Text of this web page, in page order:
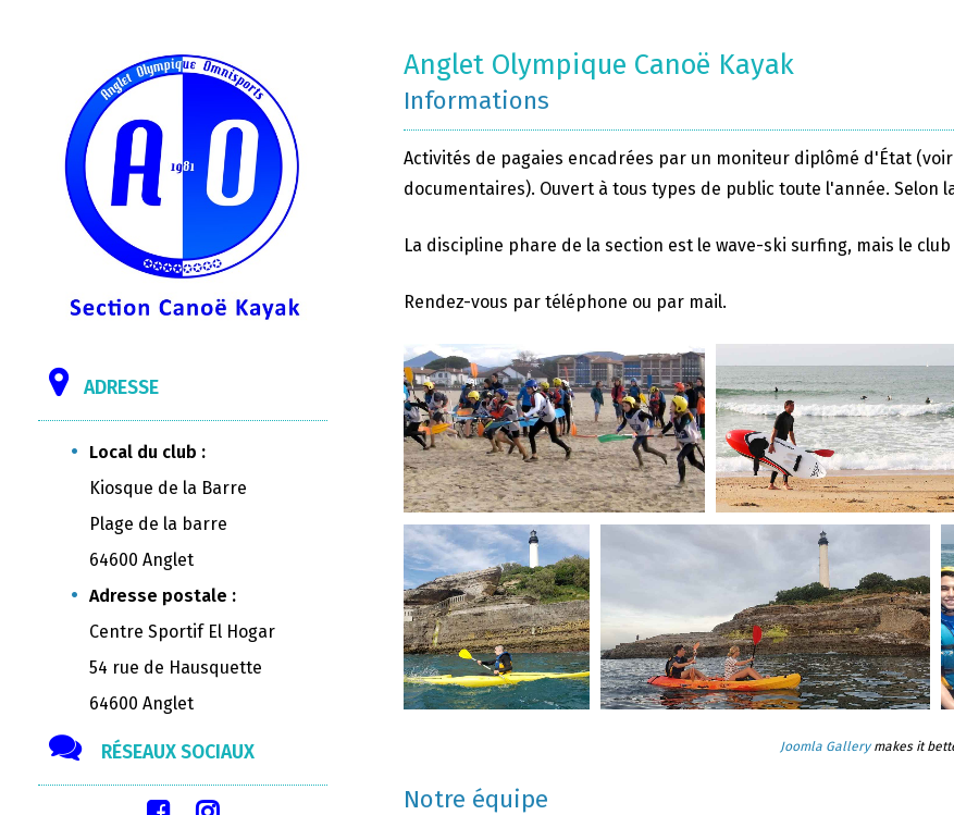
ADRESSE
Local du club :
Kiosque de la Barre
Plage de la barre
64600 Anglet
Adresse postale :
Centre Sportif El Hogar
54 rue de Hausquette
64600 Anglet
RÉSEAUX SOCIAUX
Anglet Olympique Canoë Kayak
Informations
Activités de pagaies encadrées par un moniteur diplômé d'État
documentaires). Ouvert à tous types de public toute l'année. Selon
La discipline phare de la section est le wave-ski surfing, mais le
Rendez-vous par téléphone ou par mail.
Joomla Gallerymakes it
Notre équipe